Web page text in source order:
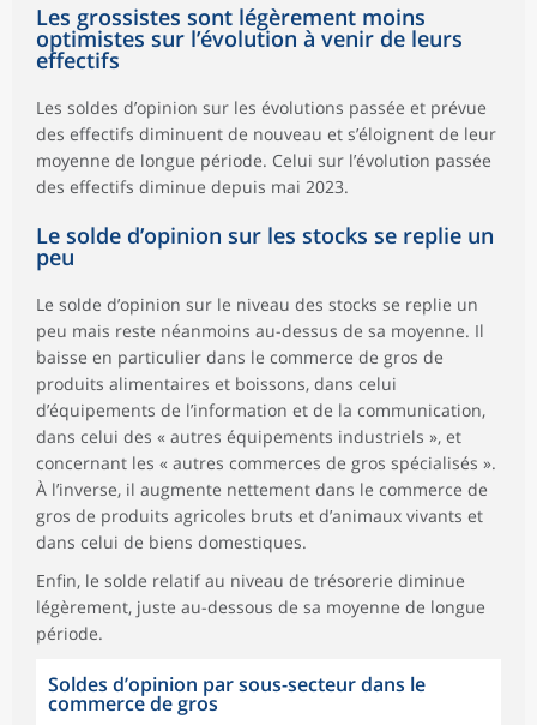
Les grossistes sont légèrement moins
optimistes sur l’évolution à venir de leurs
effectifs
Les soldes d’opinion sur les évolutions passée et prévue
des effectifs diminuent de nouveau et s’éloignent de leur
moyenne de longue période. Celui sur l’évolution passée
des effectifs diminue depuis mai 2023.
Le solde d’opinion sur les stocks se replie un
peu
Le solde d’opinion sur le niveau des stocks se replie un
peu mais reste néanmoins au-dessus de sa moyenne. Il
baisse en particulier dans le commerce de gros de
produits alimentaires et boissons, dans celui
d’équipements de l’information et de la communication,
dans celui des « autres équipements industriels », et
concernant les « autres commerces de gros spécialisés ».
À l’inverse, il augmente nettement dans le commerce de
gros de produits agricoles bruts et d’animaux vivants et
dans celui de biens domestiques.
Enfin, le solde relatif au niveau de trésorerie diminue
légèrement, juste au-dessous de sa moyenne de longue
période.
Soldes d’opinion par sous-secteur dans le
commerce de gros